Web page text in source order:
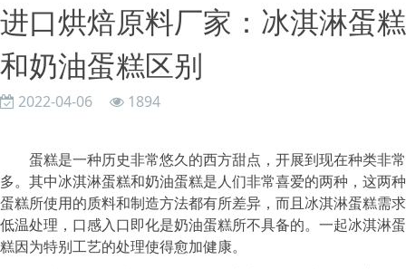
进口烘焙原料厂家：冰淇淋蛋糕
和奶油蛋糕区别
2022-04-06 1894
蛋糕是一种历史非常悠久的西方甜点，开展到现在种类非常
多。其中冰淇淋蛋糕和奶油蛋糕是人们非常喜爱的两种，这两种
蛋糕所使用的质料和制造方法都有所差异，而且冰淇淋蛋糕需求
低温处理，口感入口即化是奶油蛋糕所不具备的。一起冰淇淋蛋
糕因为特别工艺的处理使得愈加健康。